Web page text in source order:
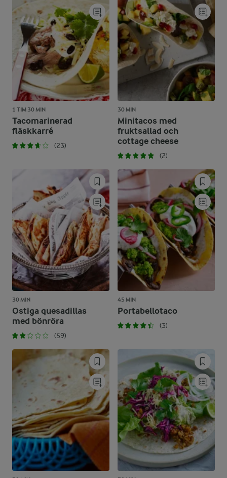
1 TIM 30 MIN
Tacomarinerad
fläskkarré
(23)
30 MIN
Minitacos med
fruktsallad och
cottage cheese
(2)
30 MIN
Ostiga quesadillas
med bönröra
(59)
45 MIN
Portabellotaco
(3)